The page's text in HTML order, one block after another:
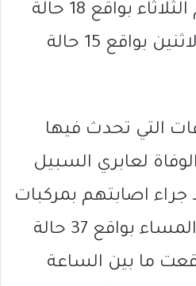
20 حالة وفاة ثم أيام الثلاثاء بواقع 18 حالة
وفاة ومن ثمة أيام الاثنين بواقع 15 حالة
التي تحدث فيها
لعابري السبيل
جراء اصابتهم بمركبات
عابرة كانت ساعات المساء بواقع 37 حالة
ما بين الساعة